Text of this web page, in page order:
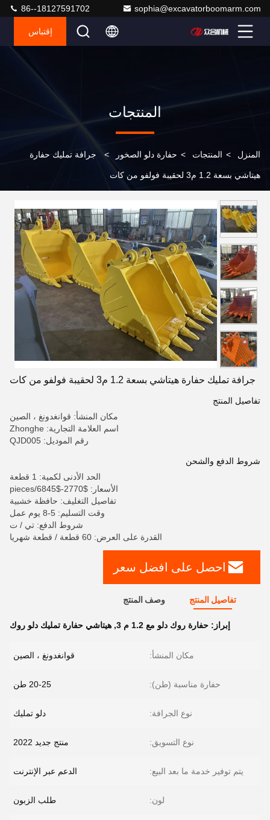
sophia@excavatorboomarm.com
86--18127591702
إقتباس
المنتجات
المنزل > المنتجات > حفارة دلو الصخور > جرافة تمليك حفارة
هيتاشي بسعة 1.2 م3 لحقيبة فولفو من كات
جرافة تمليك حفارة هيتاشي بسعة 1.2 م3 لحقيبة فولفو من كات
تفاصيل المنتج
مكان المنشأ: قوانغدونغ ، الصين
اسم العلامة التجارية: Zhonghe
رقم الموديل: QJD005
شروط الدفع والشحن
الحد الأدنى لكمية: 1 قطعة
الأسعار: $2770-$6845/pieces
تفاصيل التغليف: حافظة خشبية
وقت التسليم: 5-8 يوم عمل
شروط الدفع: تي / ت
القدرة على العرض: 60 قطعة / قطعة شهريا
احصل على افضل سعر
تفاصيل المنتج وصف المنتج
إبراز: حفارة روك دلو مع 1.2 م 3 , هيتاشي حفارة تمليك دلو روك
مكان المنشأ: قوانغدونغ ، الصين
حفارة مناسبة (طن): 20-25 طن
نوع الجرافة: دلو تمليك
نوع التسويق: منتج جديد 2022
يتم توفير خدمة ما بعد البيع: الدعم عبر الإنترنت
لون: طلب الزبون